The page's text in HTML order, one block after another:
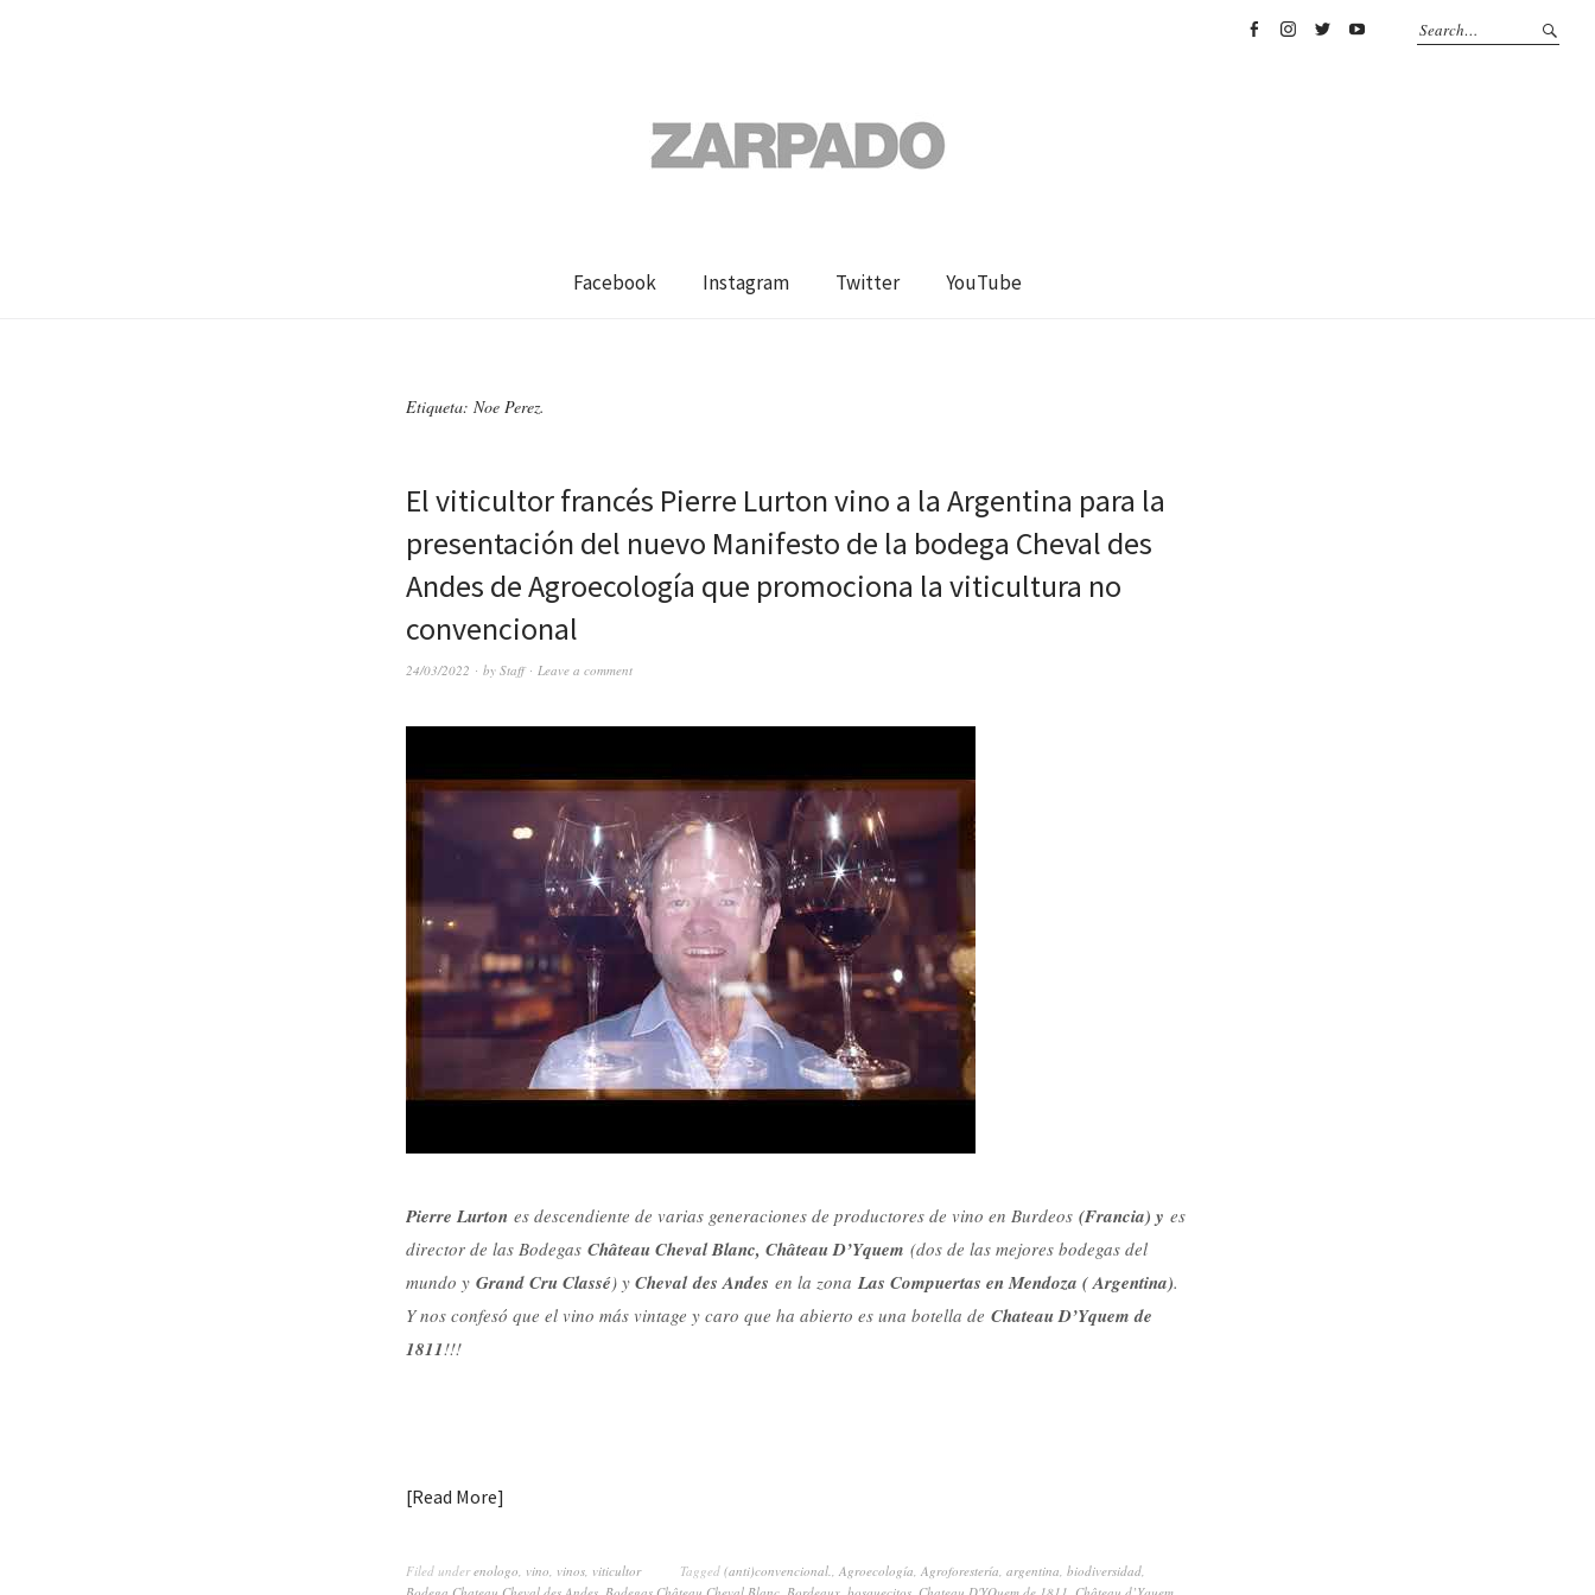
Facebook Instagram Twitter YouTube
Etiqueta: Noe Perez.
El viticultor francés Pierre Lurton vino a la Argentina para la
presentación del nuevo Manifesto de la bodega Cheval des
Andes de Agroecología que promociona la viticultura no
convencional
24/03/2022 by Staff Leave a comment
Pierre Lurton es descendiente de varias generaciones de productores de vino en Burdeos (Francia) y es
director de las Bodegas Château Cheval Blanc, Château D’Yquem (dos de las mejores bodegas del
mundo y Grand Cru Classé) y Chevaldes Andes en la zona Las Compuertas en Mendoza ( Argentina).
Y nos confesó que el vino más vintage y caro que ha abierto es una botella de Chateau D’Yquem de
1811!!!
Read More
Filed underenologo, vino, vinos, viticultor Tagged (anti)convencional., Agroecología, Agroforestería, argentina, biodiversidad,